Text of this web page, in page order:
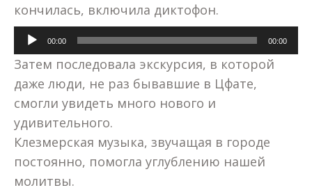
кончилась, включила диктофон.
Аудиоплеер
00:00 00:00
Затем последовала экскурсия, в которой
даже люди, не раз бывавшие в Цфате,
смогли увидеть много нового и
удивительного.
Клезмерская музыка, звучащая в городе
постоянно, помогла углублению нашей
молитвы.